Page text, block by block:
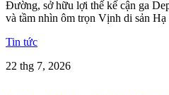
Đường, sở hữu lợi thế kế cận ga
và tầm nhìn ôm trọn Vịnh di sản Hạ
Tin tức
22 thg 7, 2026